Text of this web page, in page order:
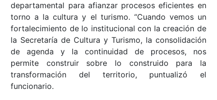
departamental para afianzar procesos eficientes en
torno a la cultura y el turismo. “Cuando vemos un
fortalecimiento de lo institucional con la creación de
la Secretaría de Cultura y Turismo, la consolidación
de agenda y la continuidad de procesos, nos
permite construir sobre lo construido para la
transformación del territorio, puntualizó el
funcionario.